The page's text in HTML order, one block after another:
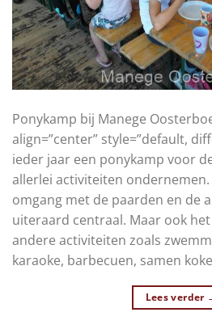
Ponykamp bij Manege
align=”center” style=”default,
ieder jaar een ponykamp voor
allerlei activiteiten ondernemen.
omgang met de paarden en de
uiteraard centraal. Maar ook
andere activiteiten zoals
karaoke, barbecuen, samen
Lees verder